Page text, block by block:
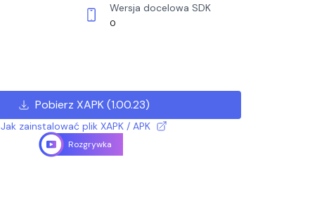
Wersja docelowa SDK
0
Pobierz XAPK(1.00.23)
Jak zainstalować plik XAPK / APK
Rozgrywka